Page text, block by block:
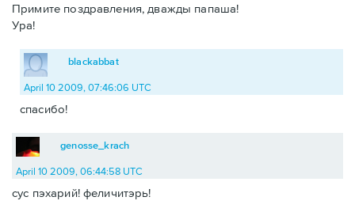
Примите поздравления, дважды папаша!
Ура!
blackabbat
April 10 2009, 07:46:06 UTC
спасибо!
genosse_krach
April 10 2009, 06:44:58 UTC
сус пэхарий! феличитэрь!